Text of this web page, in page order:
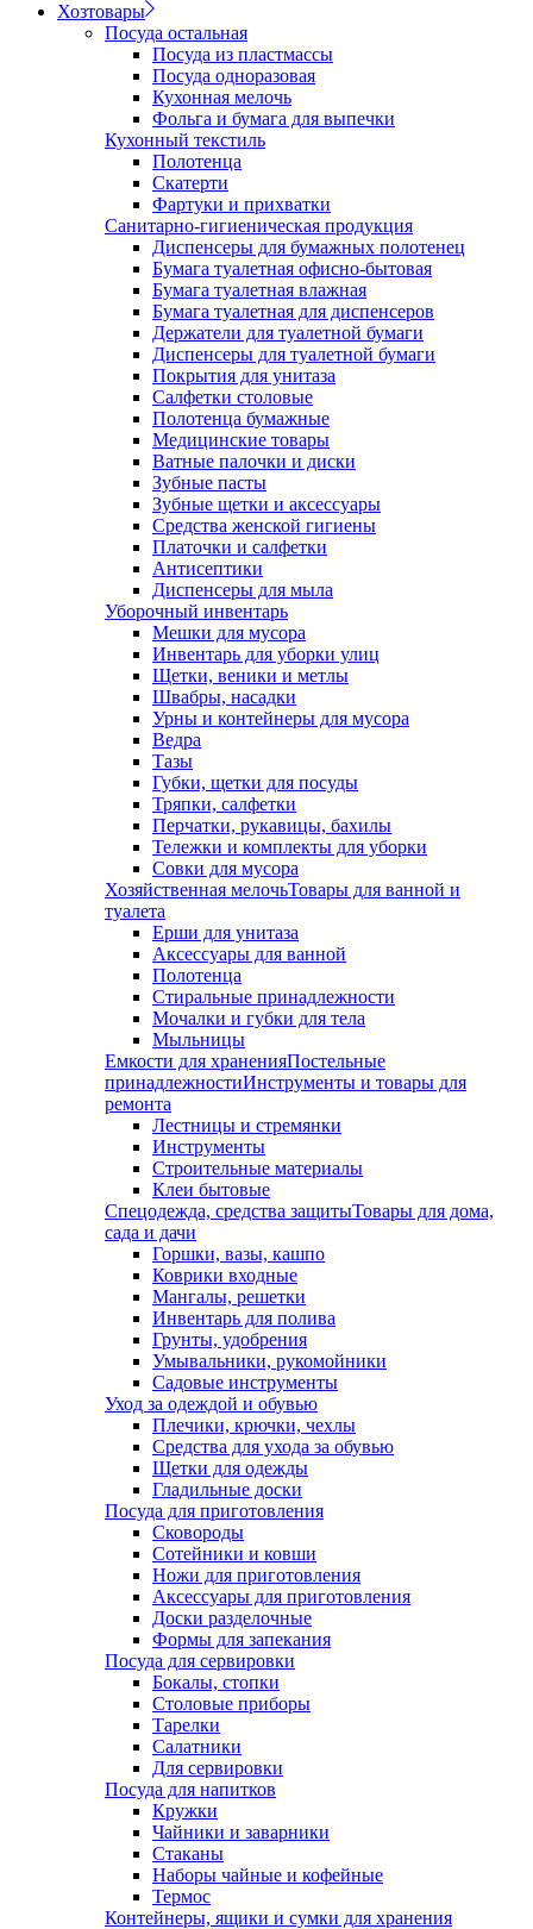
Хозтовары
Посуда остальная
Посуда из пластмассы
Посуда одноразовая
Кухонная мелочь
Фольга и бумага для выпечки
Кухонный текстиль
Полотенца
Скатерти
Фартуки и прихватки
Санитарно-гигиеническая продукция
Диспенсеры для бумажных полотенец
Бумага туалетная офисно-бытовая
Бумага туалетная влажная
Бумага туалетная для диспенсеров
Держатели для туалетной бумаги
Диспенсеры для туалетной бумаги
Покрытия для унитаза
Салфетки столовые
Полотенца бумажные
Медицинские товары
Ватные палочки и диски
Зубные пасты
Зубные щетки и аксессуары
Средства женской гигиены
Платочки и салфетки
Антисептики
Диспенсеры для мыла
Уборочный инвентарь
Мешки для мусора
Инвентарь для уборки улиц
Щетки, веники и метлы
Швабры, насадки
Урны и контейнеры для мусора
Ведра
Тазы
Губки, щетки для посуды
Тряпки, салфетки
Перчатки, рукавицы, бахилы
Тележки и комплекты для уборки
Совки для мусора
Хозяйственная мелочьТовары для ванной и
туалета
Ерши для унитаза
Аксессуары для ванной
Полотенца
Стиральные принадлежности
Мочалки и губки для тела
Мыльницы
Емкости для храненияПостельные
принадлежностиИнструменты и товары для
ремонта
Лестницы и стремянки
Инструменты
Строительные материалы
Клеи бытовые
Спецодежда, средства защитыТовары для дома,
сада и дачи
Горшки, вазы, кашпо
Коврики входные
Мангалы, решетки
Инвентарь для полива
Грунты, удобрения
Умывальники, рукомойники
Садовые инструменты
Уход за одеждой и обувью
Плечики, крючки, чехлы
Средства для ухода за обувью
Щетки для одежды
Гладильные доски
Посуда для приготовления
Сковороды
Сотейники и ковши
Ножи для приготовления
Аксессуары для приготовления
Доски разделочные
Формы для запекания
Посуда для сервировки
Бокалы, стопки
Столовые приборы
Тарелки
Салатники
Для сервировки
Посуда для напитков
Кружки
Чайники и заварники
Стаканы
Наборы чайные и кофейные
Термос
Контейнеры, ящики и сумки для хранения